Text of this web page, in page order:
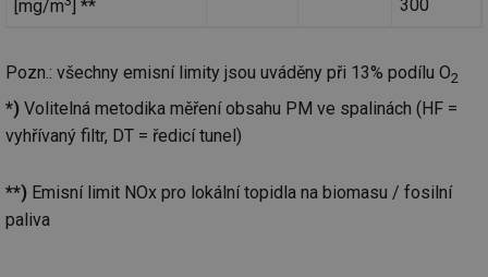
[mg/m
] **
300
Pozn.: všechny emisní limity jsou uváděny při 13% podílu O2
*) Volitelná metodika měření obsahu PM ve spalinách (HF =
vyhřívaný filtr, DT = ředicí tunel)
**) Emisní limit NOx pro lokální topidla na biomasu / fosilní
paliva